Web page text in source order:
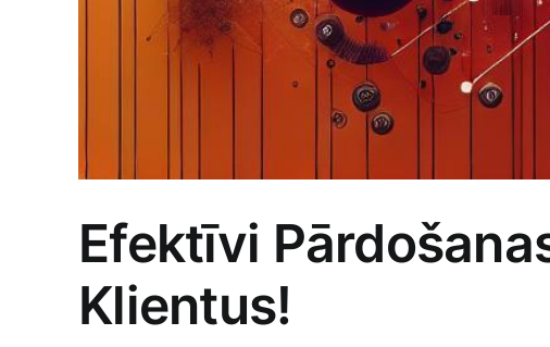
Efektīvi
Klientus!